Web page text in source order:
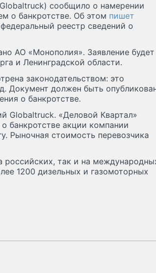
сообщило о намерении
о банкротстве. Об этом пишет
реестр сведений о
АО «Монополия». Заявление будет
и Ленинградской области.
законодательством: это
Документ должен быть
о банкротстве.
Globaltruck. «Деловой Квартал»
банкротстве акции компании
Рыночная стоимость перевозчика
российских, так и на
1200 дизельных и газомоторных